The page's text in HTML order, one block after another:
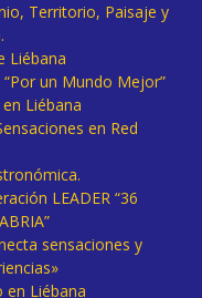
Territorio, Paisaje y
Liébana
un Mundo Mejor”
Liébana
en Red
LEADER “36
sensaciones y
en Liébana